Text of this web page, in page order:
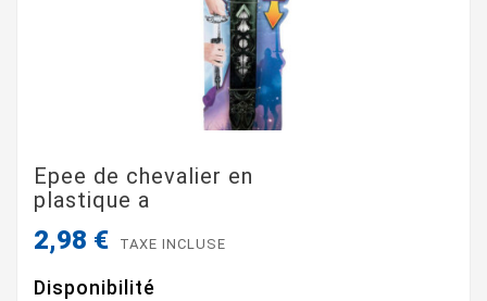
Epee de chevalier en
plastique a
2,98 € TAXE INCLUSE
Disponibilité